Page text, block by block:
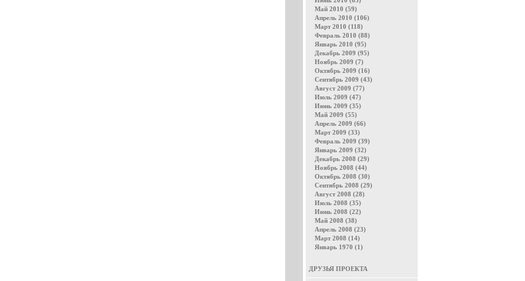
Май 2010 (59)
Апрель 2010 (106)
Март 2010 (118)
Февраль 2010 (88)
Январь 2010 (95)
Декабрь 2009 (95)
Ноябрь 2009 (7)
Октябрь 2009 (16)
Сентябрь 2009 (43)
Август 2009 (77)
Июль 2009 (47)
Июнь 2009 (35)
Май 2009 (55)
Апрель 2009 (66)
Март 2009 (33)
Февраль 2009 (39)
Январь 2009 (32)
Декабрь 2008 (29)
Ноябрь 2008 (44)
Октябрь 2008 (30)
Сентябрь 2008 (29)
Август 2008 (28)
Июль 2008 (35)
Июнь 2008 (22)
Май 2008 (38)
Апрель 2008 (23)
Март 2008 (14)
Январь 1970 (1)
ДРУЗЬЯ ПРОЕКТА